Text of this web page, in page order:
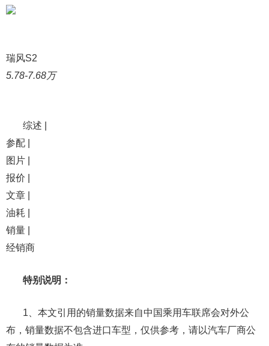
瑞风S2
5.78-7.68万
综述 |
参配 |
图片 |
报价 |
文章 |
油耗 |
销量 |
经销商
特别说明：
1、本文引用的销量数据来自中国乘用车联席会对外公
布，销量数据不包含进口车型，仅供参考，请以汽车厂商公